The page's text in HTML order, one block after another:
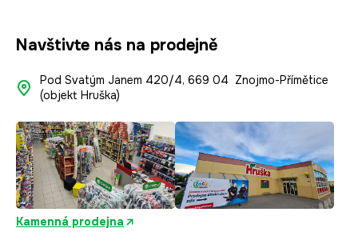
Navštivte nás na prodejně
Pod Svatým Janem 420/4, 669 04 Znojmo-Přímětice
(objekt Hruška)
Kamenná prodejna